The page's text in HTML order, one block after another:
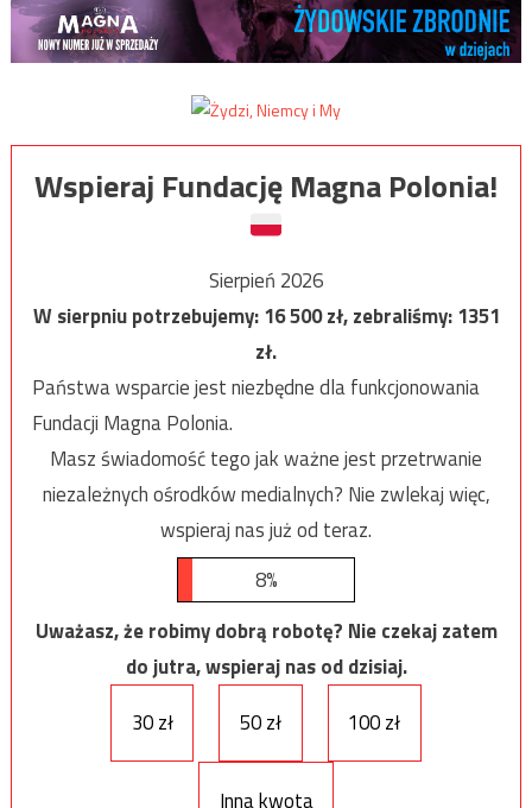
Wspieraj Fundację Magna Polonia!
Sierpień 2026
W sierpniu potrzebujemy:16 500zł, zebraliśmy:1351
zł.
Państwa wsparcie jest niezbędne dla funkcjonowania
Fundacji Magna Polonia.
Masz świadomość tego jak ważne jest przetrwanie
niezależnych ośrodków medialnych? Nie zwlekaj więc,
wspieraj nas już od teraz.
8%
Uważasz, że robimy dobrą robotę? Nie czekaj zatem
do jutra, wspieraj nas od dzisiaj.
30 zł
50 zł 100 zł
Inna kwota